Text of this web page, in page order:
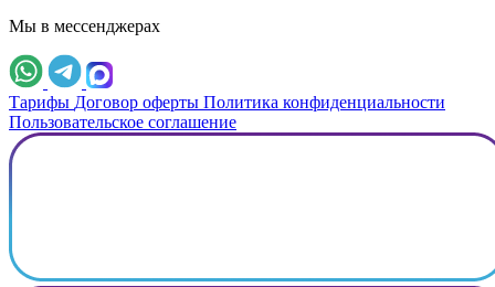
Мы в мессенджерах
Тарифы Договор оферты Политика конфиденциальности
Пользовательское соглашение